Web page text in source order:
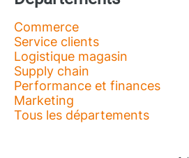
Commerce
Service clients
Logistique magasin
Supply chain
Performance et finances
Marketing
Tous les départements